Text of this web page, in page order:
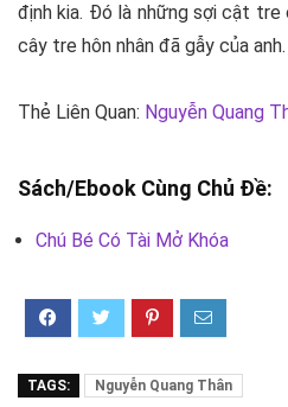
định kia. Đó là những sợi cật tre
cây tre hôn nhân đã gẫy của anh.
Thẻ Liên Quan: Nguyễn Quang
Sách/Ebook Cùng Chủ Đề:
Chú Bé Có Tài Mở Khóa
TAGS: Nguyễn Quang Thân